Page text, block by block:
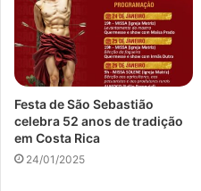
Festa de São Sebastião
celebra 52 anos de tradição
em Costa Rica
24/01/2025